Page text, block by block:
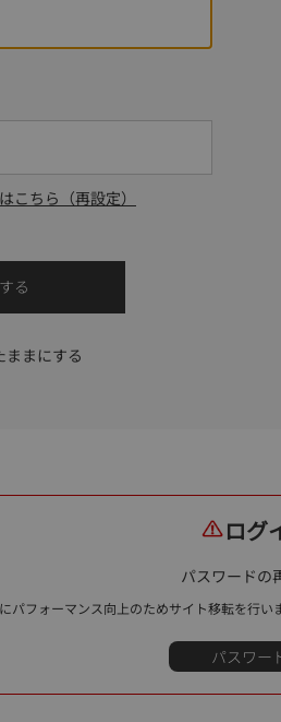
こちら（再設定）
ままにする
ログ
パスワードの
パフォーマンス向上のためサイト移転を行